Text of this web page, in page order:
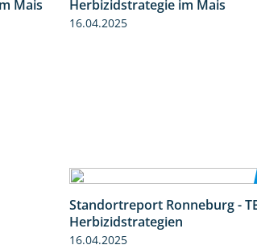
Mais
Herbizidstrategie im Mais
16.04.2025
Standortreport Ronneburg -
Herbizidstrategien
16.04.2025